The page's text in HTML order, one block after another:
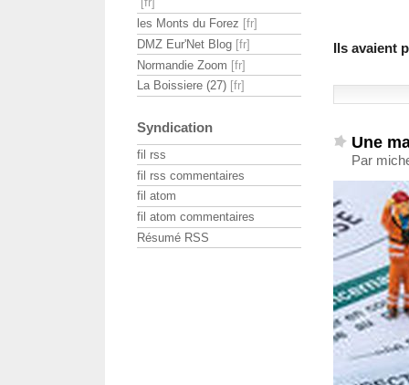
Ils avaient
Une
Par
les Monts du Forez
DMZ Eur'Net Blog
Normandie Zoom
La Boissiere (27)
Syndication
fil rss
fil rss commentaires
fil atom
fil atom commentaires
Résumé RSS